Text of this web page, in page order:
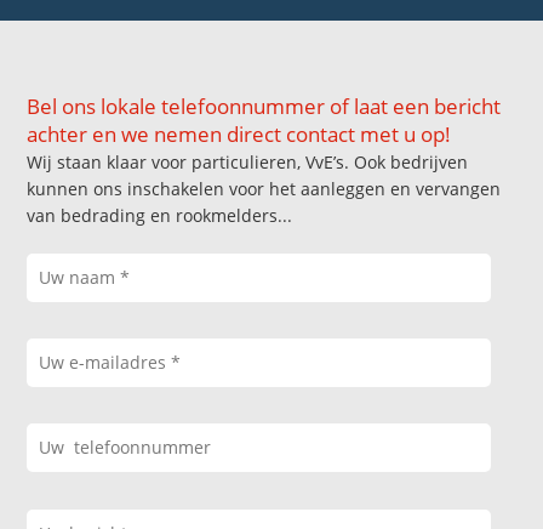
Bel ons lokale telefoonnummer of laat een bericht
achter en we nemen direct contact met u op!
Wij staan klaar voor particulieren, VvE’s. Ook bedrijven
kunnen ons inschakelen voor het aanleggen en vervangen
van bedrading en rookmelders...